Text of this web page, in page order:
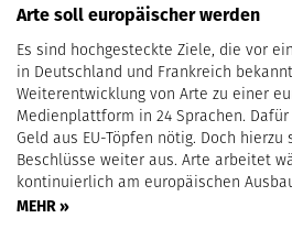
Arte soll europäischer werden
Es sind hochgesteckte Ziele, die vor
in Deutschland und Frankreich
Weiterentwicklung von Arte zu einer
Medienplattform in 24 Sprachen.
Geld aus EU-Töpfen nötig. Doch
Beschlüsse weiter aus. Arte arbeitet
kontinuierlich am europäischen
MEHR »